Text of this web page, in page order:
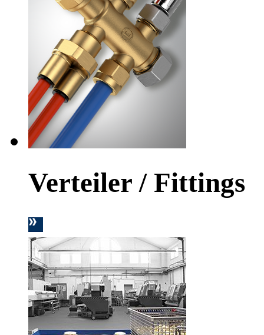
Verteiler / Fittings